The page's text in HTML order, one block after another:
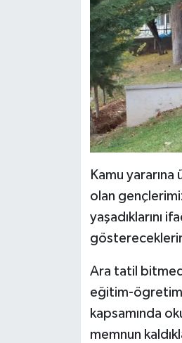
Kamu
olan
yaşadıklarını
Ara tatil
eğitim-ögretim
kapsamında
memnun